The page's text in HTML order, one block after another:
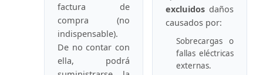
factura de
compra (no
indispensable).
De no contar con
ella, podrá
excluidos daños
causados por:
Sobrecargas o
fallas eléctricas
externas.